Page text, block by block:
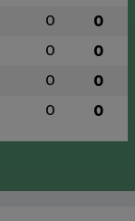
0 0
0 0
0 0
0 0